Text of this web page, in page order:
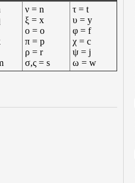
ν = n
ξ = x
ο = o
π = p
ρ = r
σ,ς = s
τ = t
υ = y
φ = f
χ = c
ψ = j
ω = w